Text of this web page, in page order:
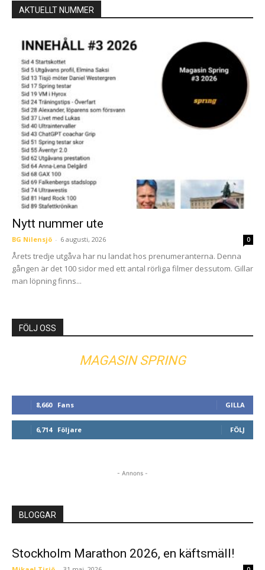
AKTUELLT NUMMER
Nytt nummer ute
BG Nilensjö - 6 augusti, 2026 0
Årets tredje utgåva har nu landat hos prenumeranterna. Denna
gången är det 100 sidor med ett antal rörliga filmer dessutom. Gillar
man löpning finns...
FÖLJ OSS
MAGASIN SPRING
8,660 Fans GILLA
6,714 Följare FÖLJ
- Annons -
BLOGGAR
Stockholm Marathon 2026, en käftsmäll!